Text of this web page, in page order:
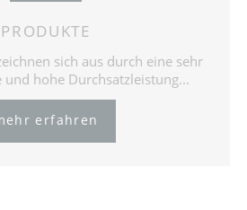
PRODUKTE
sich aus durch eine sehr
und hohe Durchsatzleistung...
erfahren